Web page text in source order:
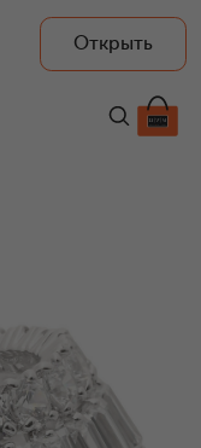
Открыть
58 500 ₽